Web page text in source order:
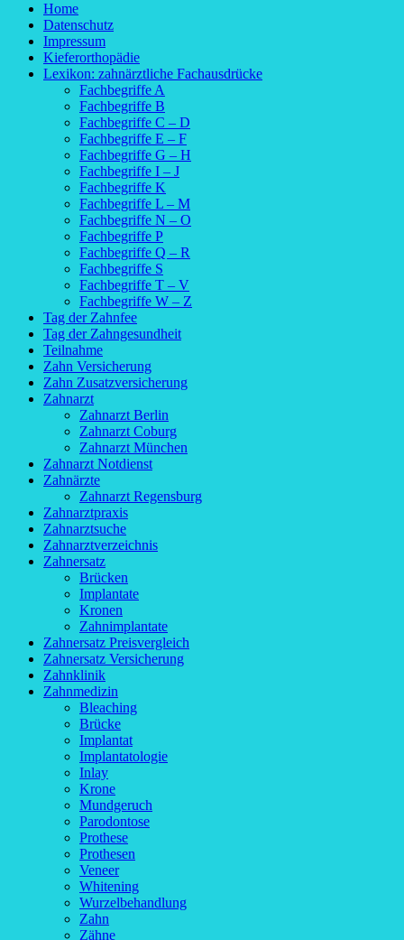
Home
Datenschutz
Impressum
Kieferorthopädie
Lexikon: zahnärztliche Fachausdrücke
Fachbegriffe A
Fachbegriffe B
Fachbegriffe C – D
Fachbegriffe E – F
Fachbegriffe G – H
Fachbegriffe I – J
Fachbegriffe K
Fachbegriffe L – M
Fachbegriffe N – O
Fachbegriffe P
Fachbegriffe Q – R
Fachbegriffe S
Fachbegriffe T – V
Fachbegriffe W – Z
Tag der Zahnfee
Tag der Zahngesundheit
Teilnahme
Zahn Versicherung
Zahn Zusatzversicherung
Zahnarzt
Zahnarzt Berlin
Zahnarzt Coburg
Zahnarzt München
Zahnarzt Notdienst
Zahnärzte
Zahnarzt Regensburg
Zahnarztpraxis
Zahnarztsuche
Zahnarztverzeichnis
Zahnersatz
Brücken
Implantate
Kronen
Zahnimplantate
Zahnersatz Preisvergleich
Zahnersatz Versicherung
Zahnklinik
Zahnmedizin
Bleaching
Brücke
Implantat
Implantatologie
Inlay
Krone
Mundgeruch
Parodontose
Prothese
Prothesen
Veneer
Whitening
Wurzelbehandlung
Zahn
Zähne